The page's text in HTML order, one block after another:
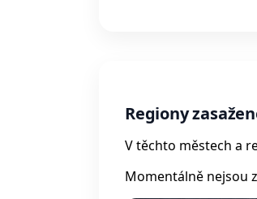
Regiony
V těchto městech a
Momentálně nejsou